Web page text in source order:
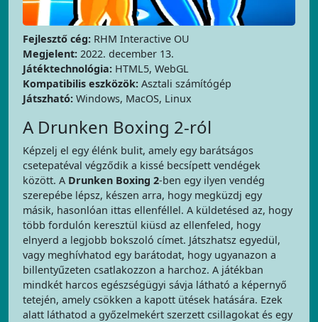
Fejlesztő cég: RHM Interactive OU
Megjelent: 2022. december 13.
Játéktechnológia: HTML5, WebGL
Kompatibilis eszközök: Asztali számítógép
Játszható: Windows, MacOS, Linux
A Drunken Boxing 2-ról
Képzelj el egy élénk bulit, amely egy barátságos
csetepatéval végződik a kissé becsípett vendégek
között. A Drunken Boxing 2-ben egy ilyen vendég
szerepébe lépsz, készen arra, hogy megküzdj egy
másik, hasonlóan ittas ellenféllel. A küldetésed az, hogy
több fordulón keresztül kiüsd az ellenfeled, hogy
elnyerd a legjobb bokszoló címet. Játszhatsz egyedül,
vagy meghívhatod egy barátodat, hogy ugyanazon a
billentyűzeten csatlakozzon a harchoz. A játékban
mindkét harcos egészségügyi sávja látható a képernyő
tetején, amely csökken a kapott ütések hatására. Ezek
alatt láthatod a győzelmekért szerzett csillagokat és egy